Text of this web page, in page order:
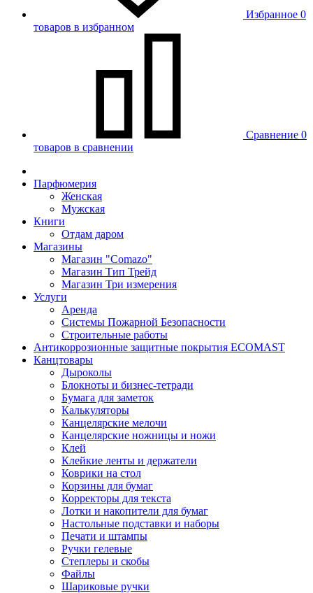
Избранное 0
товаров в избранном
Сравнение 0
товаров в сравнении
Парфюмерия
Женская
Мужская
Книги
Отдам даром
Магазины
Магазин "Comazo"
Магазин Тип Трейд
Магазин Три измерения
Услуги
Аренда
Системы Пожарной Безопасности
Строительные работы
Антикоррозионные защитные покрытия ECOMAST
Канцтовары
Дыроколы
Блокноты и бизнес-тетради
Бумага для заметок
Калькуляторы
Канцелярские мелочи
Канцелярские ножницы и ножи
Клей
Клейкие ленты и держатели
Коврики на стол
Корзины для бумаг
Корректоры для текста
Лотки и накопители для бумаг
Настольные подставки и наборы
Печати и штампы
Ручки гелевые
Степлеры и скобы
Файлы
Шариковые ручки